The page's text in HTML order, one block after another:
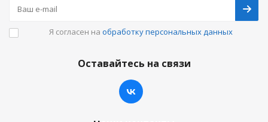
Я согласен на обработку персональных данных
Оставайтесь на связи